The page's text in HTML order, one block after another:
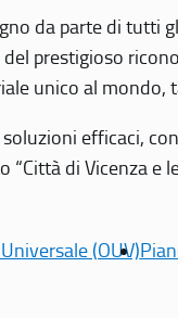
da parte di
prestigioso
unico al
efficaci,
di Vicenza e
(OUV)